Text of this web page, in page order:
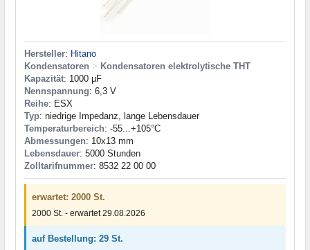
Hersteller: Hitano
Kondensatoren > Kondensatoren elektrolytische THT
Kapazität: 1000 µF
Nennspannung: 6,3 V
Reihe: ESX
Typ: niedrige Impedanz, lange Lebensdauer
Temperaturbereich: -55...+105°C
Abmessungen: 10x13 mm
Lebensdauer: 5000 Stunden
Zolltarifnummer: 8532 22 00 00
erwartet: 2000 St.
2000 St. - erwartet 29.08.2026
auf Bestellung: 29 St.